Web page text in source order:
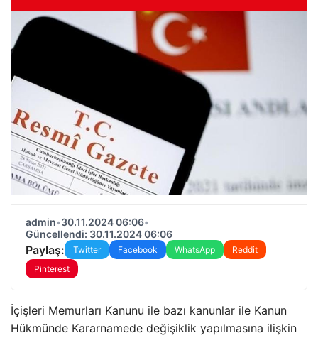
admin•30.11.2024 06:06•
Güncellendi: 30.11.2024 06:06
Paylaş: Twitter Facebook WhatsApp
Reddit
Pinterest
İçişleri Memurları Kanunu ile bazı kanunlar ile Kanun
Hükmünde Kararnamede değişiklik yapılmasına ilişkin